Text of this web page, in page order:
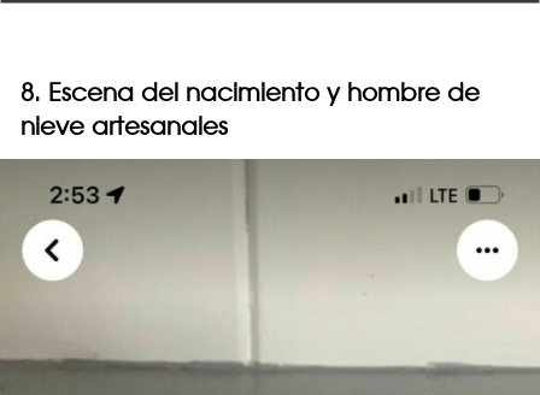
8. Escena del nacimiento y hombre de
nieve artesanales